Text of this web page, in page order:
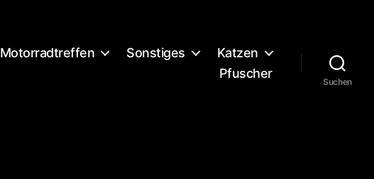
Motorradtreffen Sonstiges
Katzen
Pfuscher
Suchen